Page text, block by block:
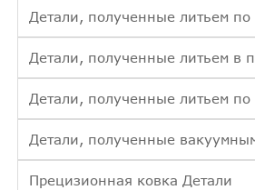
Детали, полученные литьем в
Детали, полученные
Прецизионная ковка Детали